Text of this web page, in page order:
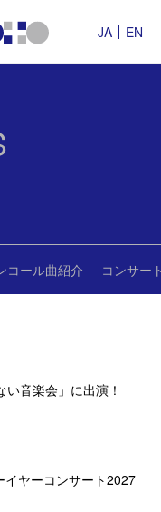
JA EN
コール曲紹介 コンサー
音楽会」に出演！
イヤーコンサート2027